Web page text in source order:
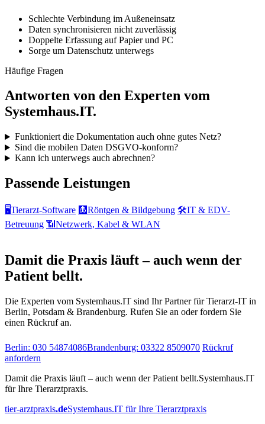
Schlechte Verbindung im Außeneinsatz
Daten synchronisieren nicht zuverlässig
Doppelte Erfassung auf Papier und PC
Sorge um Datenschutz unterwegs
Häufige Fragen
Antworten von den Experten vom
Systemhaus.IT.
Funktioniert die Dokumentation auch ohne gutes Netz?
Sind die mobilen Daten DSGVO-konform?
Kann ich unterwegs auch abrechnen?
Passende Leistungen
🖥️Tierarzt-Software 🩻Röntgen & Bildgebung 🛠️IT & EDV-
Betreuung 📶 Netzwerk, Kabel & WLAN
Damit die Praxis läuft – auch wenn der
Patient bellt.
Die Experten vom Systemhaus.IT sind Ihr Partner für Tierarzt-IT in
Berlin, Potsdam & Brandenburg. Rufen Sie an oder fordern Sie
einen Rückruf an.
Berlin: 030 54874086Brandenburg: 03322 8509070 Rückruf
anfordern
Damit die Praxis läuft – auch wenn der Patient bellt.Systemhaus.IT
für Ihre Tierarztpraxis.
tier-arztpraxis.deSystemhaus.IT für Ihre Tierarztpraxis